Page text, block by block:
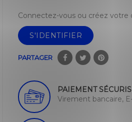
Connectez-vous ou créez
S'IDENTIFIER
PARTAGER
PAIEMENT
Virement bancaire,